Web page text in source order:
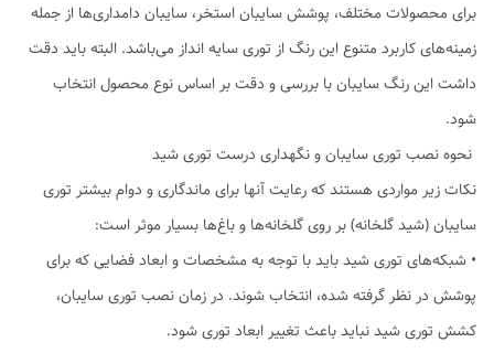
برای محصولات مختلف، پوشش سایبان استخر، سایبان دامداری‌ها از جمله
زمینه‌های کاربرد متنوع این رنگ از توری سایه انداز می‌باشد. البته باید دقت
داشت این رنگ سایبان با بررسی و دقت بر اساس نوع محصول انتخاب
شود.
نحوه نصب توری سایبان و نگهداری درست توری شید
نکات زیر مواردی هستند که رعایت آنها برای ماندگاری و دوام بیشتر توری
سایبان (شید گلخانه) بر روی گلخانه‌ها و باغ‌ها بسیار موثر است:
• شبکه‌های توری‌ شید باید با توجه به مشخصات و ابعاد فضایی که برای
پوشش در نظر گرفته شده، انتخاب شوند. در زمان نصب توری سایبان،
کشش توری شید نباید باعث تغییر ابعاد توری شود.